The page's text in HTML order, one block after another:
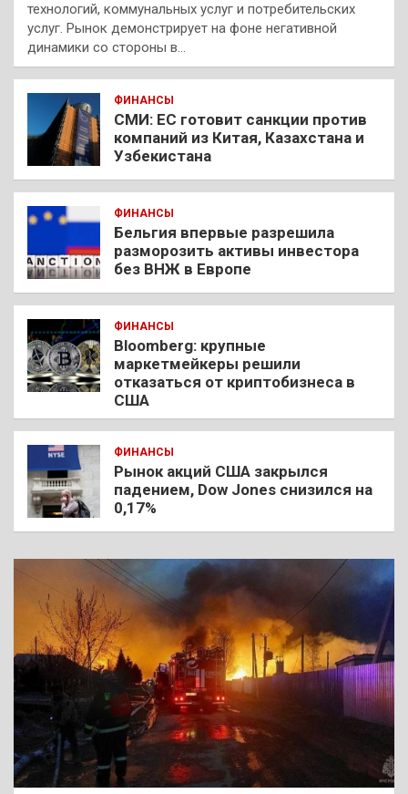
технологий, коммунальных услуг и потребительских
услуг. Рынок демонстрирует на фоне негативной
динамики со стороны в…
ФИНАНСЫ
СМИ: ЕС готовит санкции против
компаний из Китая, Казахстана и
Узбекистана
ФИНАНСЫ
Бельгия впервые разрешила
разморозить активы инвестора
без ВНЖ в Европе
ФИНАНСЫ
Bloomberg: крупные
маркетмейкеры решили
отказаться от криптобизнеса в
США
ФИНАНСЫ
Рынок акций США закрылся
падением, Dow Jones снизился на
0,17%